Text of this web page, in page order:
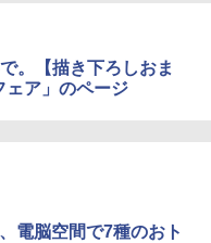
。【描き下ろしおま
ェア」のページ
電脳空間で7種のおト